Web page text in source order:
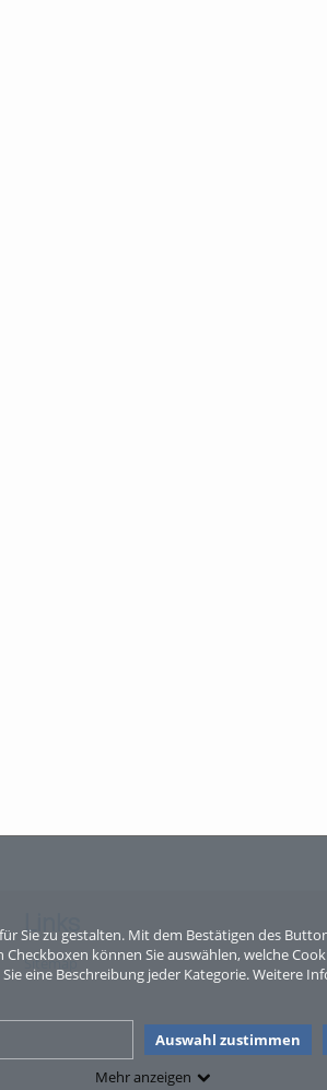
Sie zu gestalten. Mit dem Bestätigen des
können Sie auswählen, welche
eine Beschreibung jeder Kategorie. Weitere
Auswahl zustimmen
Mehr anzeigen
Links
Sitemap